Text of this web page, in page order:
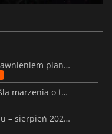
MARVEL Tōkon debiutuje wraz z ujawnieniem planu rozwoju na pierwszy rok
Wyciek ceny Steam Frame przekreśla marzenia o tanim zestawie VR
Premiery gier wideo w tym tygodniu – sierpień 2026 r. (32. tydzień)